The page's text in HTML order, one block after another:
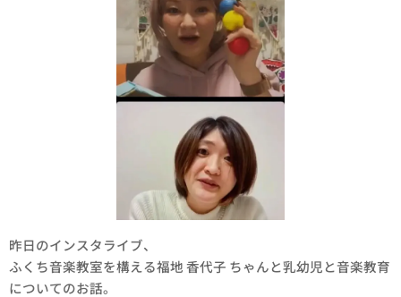
昨日のインスタライブ、
ふくち音楽教室を構える福地 香代子 ちゃんと乳幼児と音楽教育
についてのお話。